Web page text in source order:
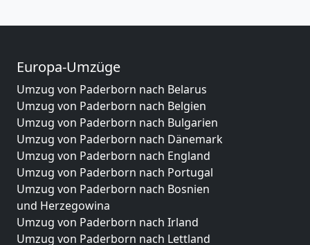
Europa-Umzüge
Umzug von Paderborn nach Belarus
Umzug von Paderborn nach Belgien
Umzug von Paderborn nach Bulgarien
Umzug von Paderborn nach Dänemark
Umzug von Paderborn nach England
Umzug von Paderborn nach Portugal
Umzug von Paderborn nach Bosnien
und Herzegowina
Umzug von Paderborn nach Irland
Umzug von Paderborn nach Lettland